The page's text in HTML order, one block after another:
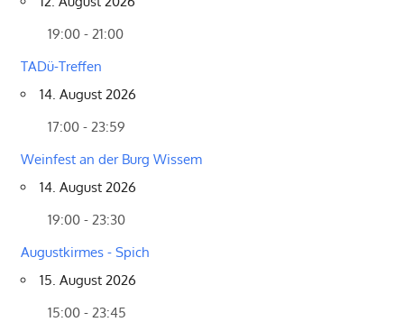
19:00 - 21:00
TADü-Treffen
14. August 2026
17:00 - 23:59
Weinfest an der Burg Wissem
14. August 2026
19:00 - 23:30
Augustkirmes - Spich
15. August 2026
15:00 - 23:45